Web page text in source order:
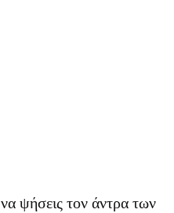
ψήσεις τον άντρα των